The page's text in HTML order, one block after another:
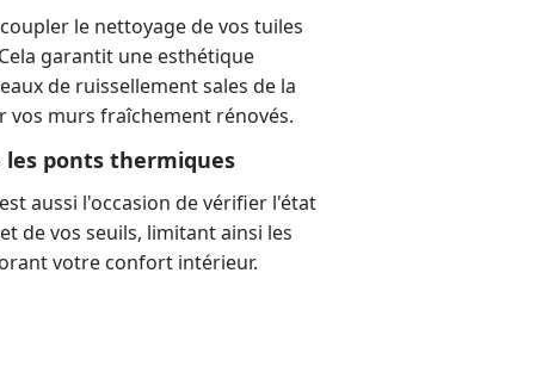
le nettoyage de vos tuiles
garantit une esthétique
de ruissellement sales de la
murs fraîchement rénovés.
ponts thermiques
est aussi l'occasion de vérifier l'état
de vos seuils, limitant ainsi les
votre confort intérieur.